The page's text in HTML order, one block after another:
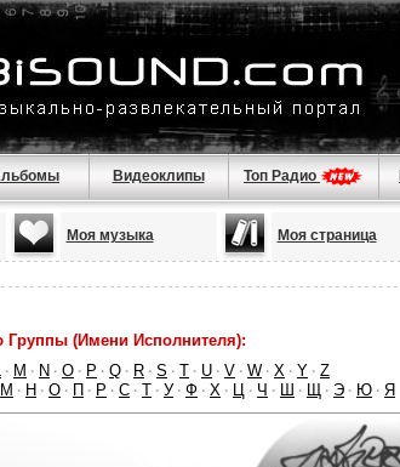
Видеоклипы Топ Радио
Моя музыка Моя страница
Группы (Имени Исполнителя):
· M · N · O · P · Q · R · S · T · U · V · W · X · Y · Z
М · Н · О · П · Р · С · Т · У · Ф · Х · Ц · Ч · Ш · Щ · Э · Ю · Я